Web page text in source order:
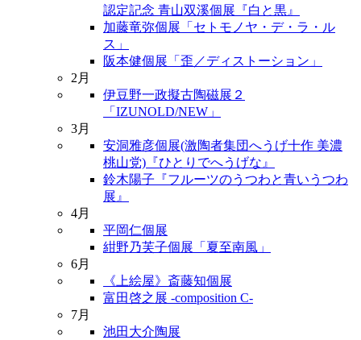
認定記念 青山双溪個展『白と黒』
加藤竜弥個展「セトモノヤ・デ・ラ・ル
ス」
阪本健個展「歪／ディストーション」
2月
伊豆野一政擬古陶磁展２
「IZUNOLD/NEW」
3月
安洞雅彦個展(激陶者集団へうげ十作 美濃
桃山党)『ひとりでへうげな』
鈴木陽子『フルーツのうつわと青いうつわ
展』
4月
平岡仁個展
紺野乃芙子個展「夏至南風」
6月
《上絵屋》斎藤知個展
富田啓之展 -composition C-
7月
池田大介陶展